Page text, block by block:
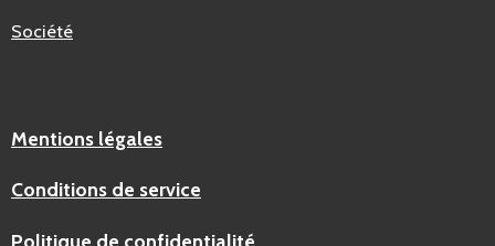
Société
Mentions légales
Conditions de service
Politique de confidentialité